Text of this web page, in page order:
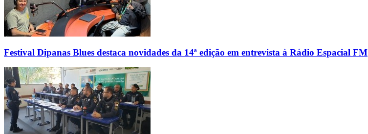
Festival Dipanas Blues destaca novidades da 14ª edição em entrevista à Rádio Espacial FM